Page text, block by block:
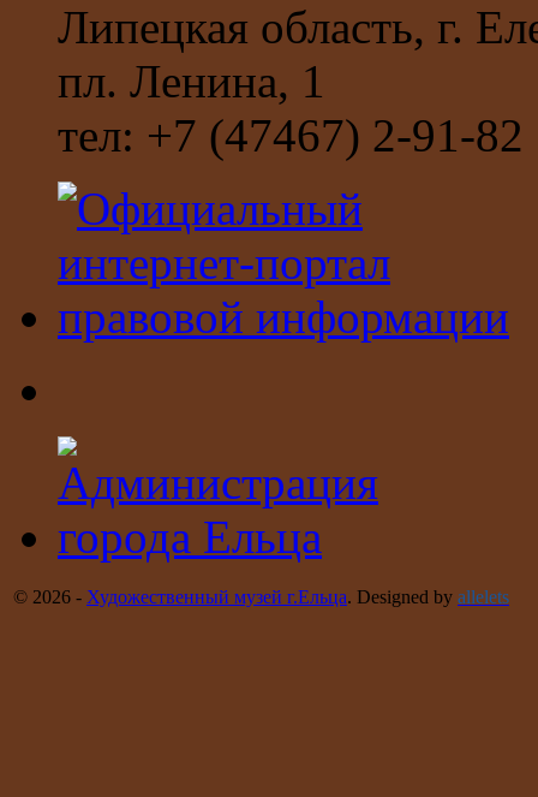
Липецкая область, г.
пл. Ленина, 1
тел: +7 (47467) 2-91-82
© 2026 - Художественный музей г.Ельца. Designed by allelets